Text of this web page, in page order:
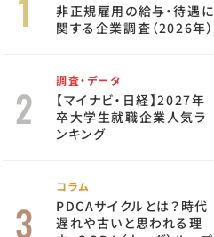
非正規雇用の給与・待遇に
関する企業調査（2026年）
調査・データ
【マイナビ・日経】2027年
卒大学生就職企業人気ラ
ンキング
コラム
PDCAサイクルとは？時代
遅れや古いと思われる理